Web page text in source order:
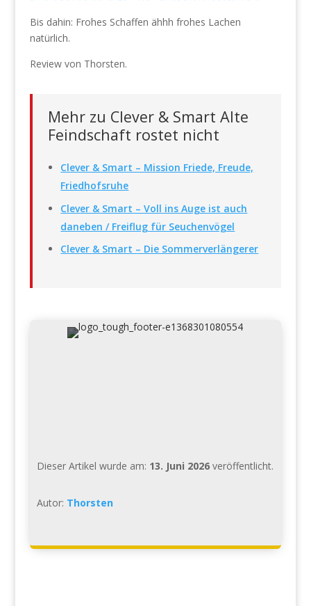
Bis dahin: Frohes Schaffen ähhh frohes Lachen
natürlich.
Review von Thorsten.
Mehr zu Clever & Smart Alte
Feindschaft rostet nicht
Clever & Smart – Mission Friede, Freude,
Friedhofsruhe
Clever & Smart – Voll ins Auge ist auch
daneben / Freiflug für Seuchenvögel
Clever & Smart – Die Sommerverlängerer
Dieser Artikel wurde am: 13. Juni 2026veröffentlicht.
Autor: Thorsten